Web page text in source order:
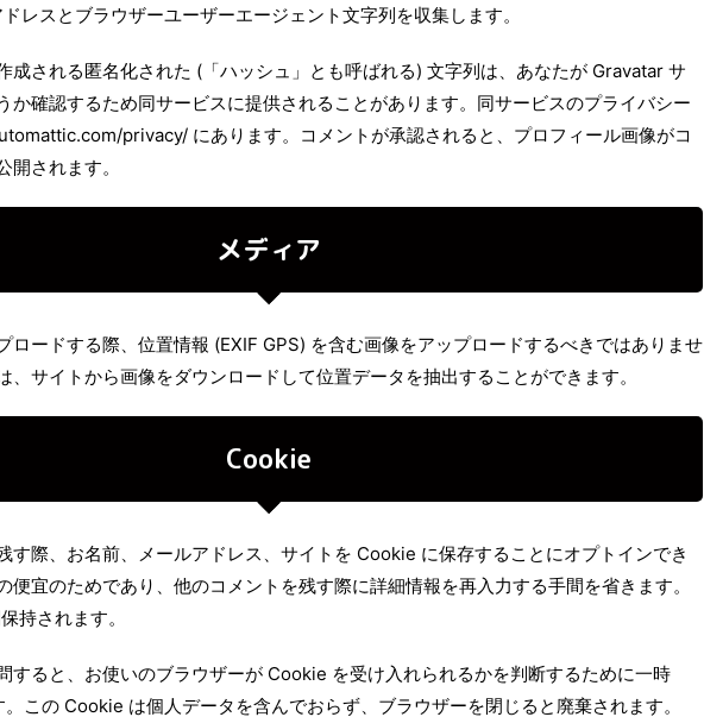
レスとブラウザーユーザーエージェント文字列を収集します。
成される匿名化された (「ハッシュ」とも呼ばれる) 文字列は、あなたが Gravatar サ
か確認するため同サービスに提供されることがあります。同サービスのプライバシー
privacy/ にあります。コメントが承認されると、プロフィール画像がコ
開されます。
メディア
ロードする際、位置情報 (EXIF GPS) を含む画像をアップロードするべきではありませ
、サイトから画像をダウンロードして位置データを抽出することができます。
Cookie
す際、お名前、メールアドレス、サイトを Cookie に保存することにオプトインでき
便宜のためであり、他のコメントを残す際に詳細情報を再入力する手間を省きます。
持されます。
すると、お使いのブラウザーが Cookie を受け入れられるかを判断するために一時
この Cookie は個人データを含んでおらず、ブラウザーを閉じると廃棄されます。